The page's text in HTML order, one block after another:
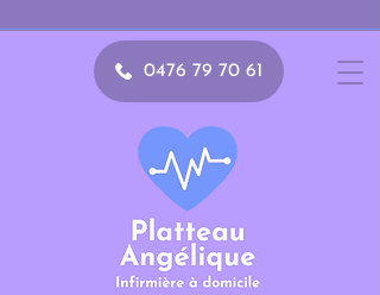
0476 79 70 61